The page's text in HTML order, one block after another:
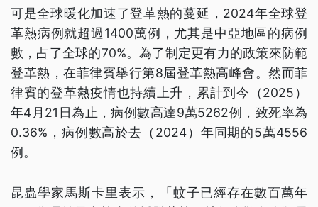
可是全球暖化加速了登革熱的蔓延，2024年全球登
革熱病例就超過1400萬例，尤其是中亞地區的病例
數，占了全球的70%。為了制定更有力的政策來防範
登革熱，在菲律賓舉行第8屆登革熱高峰會。然而菲
律賓的登革熱疫情也持續上升，累計到今（2025）
年4月21日為止，病例數高達9萬5262例，致死率為
0.36%，病例數高於去（2024）年同期的5萬4556
例。
昆蟲學家馬斯卡里表示，「蚊子已經存在數百萬年